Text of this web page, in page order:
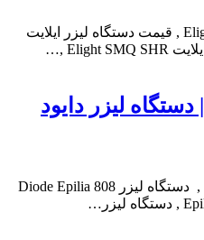
دستگاه لیزر ایلایت Elight SMQ SHR , قیمت دستگاه لیزر ایلایت
Diode Epilia 808 RF | دستگاه لیزر دایود
دستگاه لیزر Diode Epilia 808 RF , دستگاه لیزر Diode Epilia 808